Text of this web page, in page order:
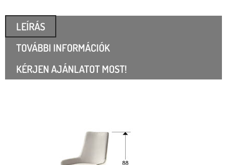
LEÍRÁS
TOVÁBBI INFORMÁCIÓK
KÉRJEN AJÁNLATOT MOST!